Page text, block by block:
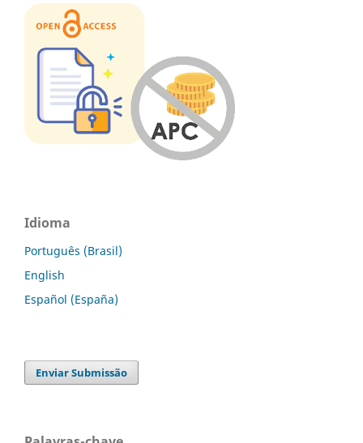
Idioma
Português (Brasil)
English
Español (España)
Enviar Submissão